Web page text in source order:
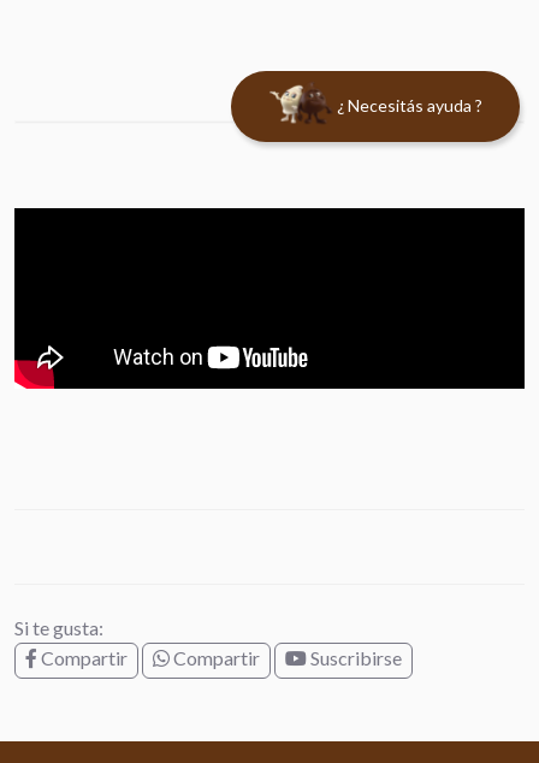
Si te gusta:
Compartir
Compartir Suscribirse
¿ Necesitás ayuda ?